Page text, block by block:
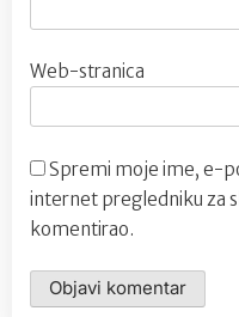
Web-stranica
Spremi moje ime, e-
internet pregledniku za
komentirao.